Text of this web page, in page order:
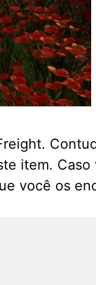
item.
você os